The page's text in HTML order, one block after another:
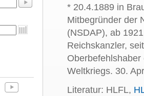
* 20.4.1889 in
Mitbegründer der
(NSDAP), ab
Reichskanzler,
Weltkriegs. 30.
Literatur: HLFL,